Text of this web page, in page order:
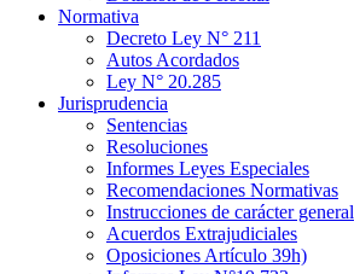
Normativa
Decreto Ley N° 211
Autos Acordados
Ley N° 20.285
Jurisprudencia
Sentencias
Resoluciones
Informes Leyes Especiales
Recomendaciones Normativas
Instrucciones de carácter general
Acuerdos Extrajudiciales
Oposiciones Artículo 39h)